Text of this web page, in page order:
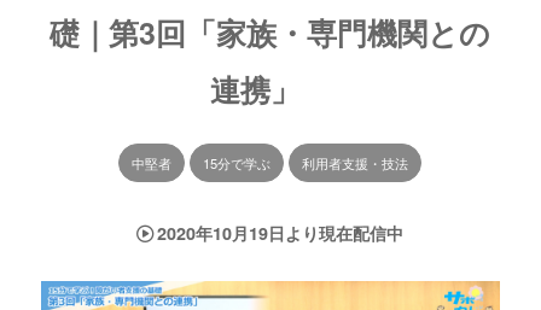
礎｜第3回「家族・専門機関との
連携」
中堅者 15分で学ぶ 利用者支援・技法
2020年10月19日より現在配信中